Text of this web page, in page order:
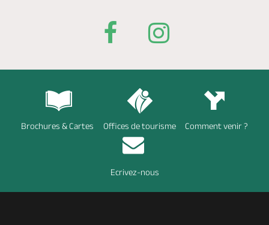
Brochures & Cartes Offices de tourisme Comment venir ?
Ecrivez-nous